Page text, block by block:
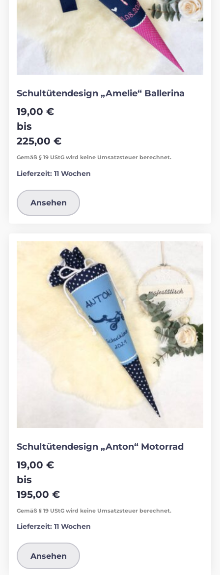
Schultütendesign „Amelie“ Ballerina
19,00 €
bis
225,00 €
Gemäß § 19 UStG wird keine Umsatzsteuer berechnet.
Lieferzeit: 11 Wochen
Ansehen
Schultütendesign „Anton“ Motorrad
19,00 €
bis
195,00 €
Gemäß § 19 UStG wird keine Umsatzsteuer berechnet.
Lieferzeit: 11 Wochen
Ansehen